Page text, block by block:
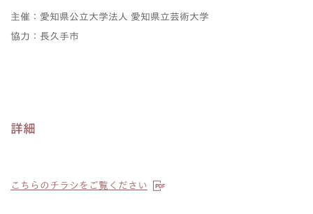
主催：愛知県公立大学法人 愛知県立芸術大学
協力：長久手市
詳細
こちらのチラシをご覧ください